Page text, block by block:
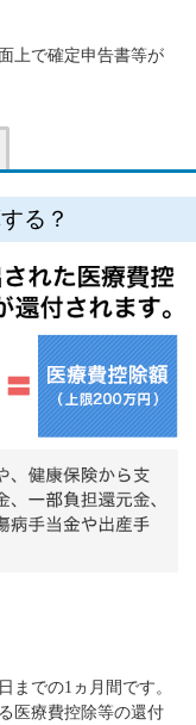
上で確定申告書等が
る？
までの1ヵ月間です。
医療費控除等の還付